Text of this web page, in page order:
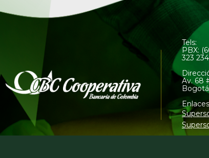
Tels:
PBX:
323
Av. 68